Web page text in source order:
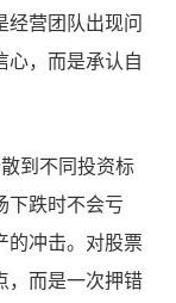
经营团队出现问
心，而是承认自
到不同投资标
下跌时不会亏
的冲击。对股票
，而是一次押错